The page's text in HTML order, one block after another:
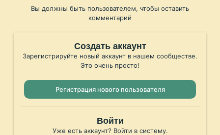
Вы должны быть пользователем, чтобы оставить
комментарий
Создать аккаунт
Зарегистрируйте новый аккаунт в нашем сообществе.
Это очень просто!
Регистрация нового пользователя
Войти
Уже есть аккаунт? Войти в систему.